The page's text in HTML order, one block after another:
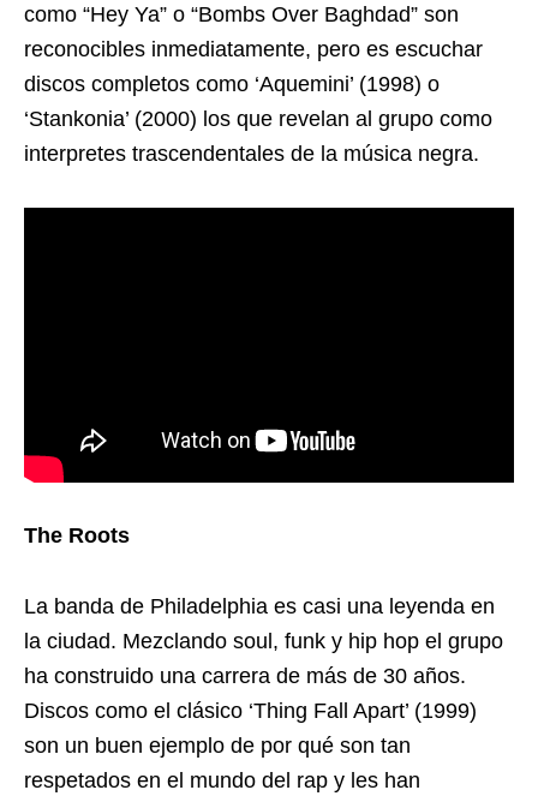
como “Hey Ya” o “Bombs Over Baghdad” son
reconocibles inmediatamente, pero es escuchar
discos completos como ‘Aquemini’ (1998) o
‘Stankonia’ (2000) los que revelan al grupo como
interpretes trascendentales de la música negra.
The Roots
La banda de Philadelphia es casi una leyenda en
la ciudad. Mezclando soul, funk y hip hop el grupo
ha construido una carrera de más de 30 años.
Discos como el clásico ‘Thing Fall Apart’ (1999)
son un buen ejemplo de por qué son tan
respetados en el mundo del rap y les han